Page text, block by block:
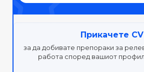
Прикачете CV
за да добивате препораки за
работа според вашиот